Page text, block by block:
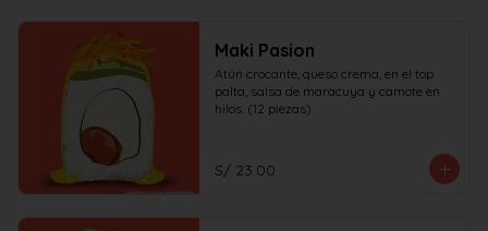
Maki Pasion
Atún crocante, queso crema, en el top
palta, salsa de maracuya y camote en
hilos. (12 piezas)
S/ 23.00